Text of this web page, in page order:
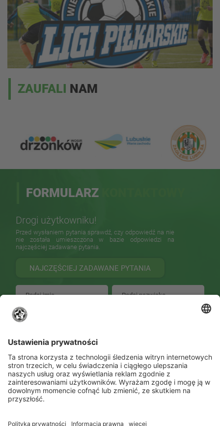
ZAUFALI NAM
FORMULARZ
Drogi użytkowniku!
Przed wysłaniem pytania sprawdź, czy odpowiedź na nie
nie została umieszczona w bazie odpowiedzi na
najczęściej zadawane pytania.
NAJCZĘŚCIEJ ZADAWANE PYTANIA